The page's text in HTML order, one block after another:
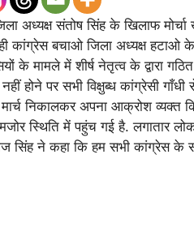
अध्यक्ष संतोष सिंह के खिलाफ
कांग्रेस बचाओ जिला अध्यक्ष हटाओ
के मामले में शीर्ष नेतृत्व के द्वारा
होने पर सभी विक्षुब्ध कांग्रेसी
निकालकर अपना आक्रोश व्यक्त
स्थिति में पहुंच गई है. लगातार
सिंह ने कहा कि हम सभी कांग्रेस के